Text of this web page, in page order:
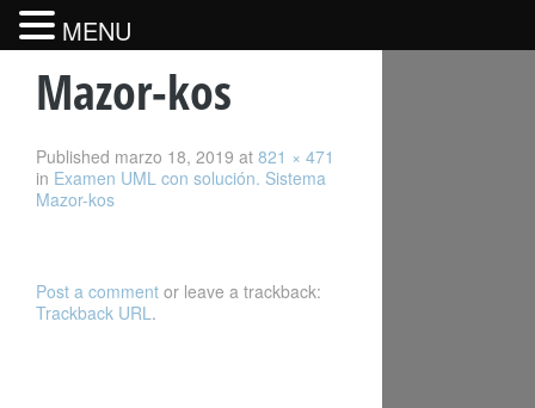
Mazor-kos
Published marzo 18, 2019 at 821 × 471
in Examen UML con solución. Sistema
Mazor-kos
Post a comment or leave a trackback:
Trackback URL.
MENU